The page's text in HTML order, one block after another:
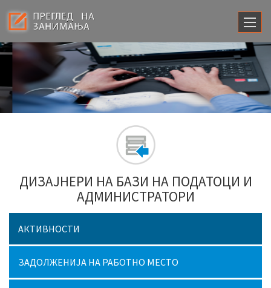
ДИЗАЈНЕРИ НА БАЗИ НА ПОДАТОЦИ И
АДМИНИСТРАТОРИ
АКТИВНОСТИ
ЗАДОЛЖЕНИЈА НА РАБОТНО МЕСТО